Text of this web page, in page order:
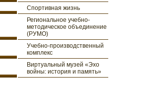
Спортивная жизнь
Региональное учебно-
методическое объединение
(РУМО)
Учебно-производственный
комплекс
Виртуальный музей «Эхо
войны: история и память»